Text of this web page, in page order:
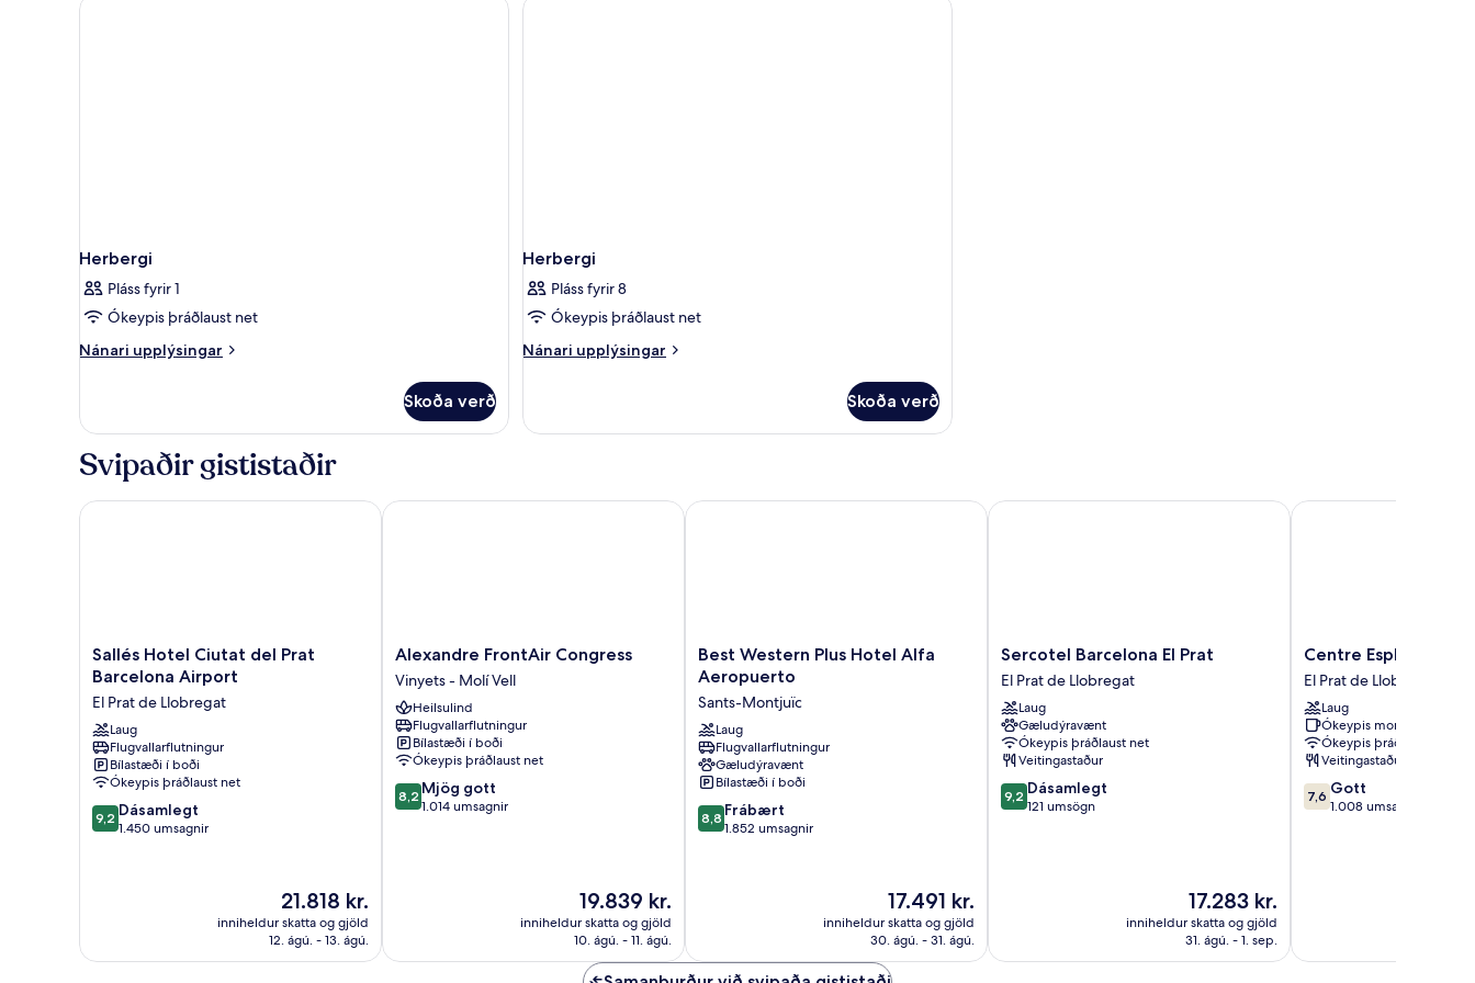
Herbergi
Pláss fyrir 1
Ókeypis þráðlaust net
Nánari upplýsingar
Nánari
Skoða verð
Herbergi
Pláss fyrir 8
Ókeypis þráðlaust net
Nánari upplýsingar
Nánari
Skoða verð
Svipaðir gististaðir
Sallés
Hotel
del
Prat
Barcelona
Airport
El
Prat
de
Sallés Hotel Ciutat del Prat
Barcelona Airport
El Prat de Llobregat
Laug
Flugvallarflutningur
Bílastæði í boði
Ókeypis þráðlaust net
9.2
af
9,2 Dásamlegt
1.450 umsagnir
Verðið
er
21.818 kr.
21.818 kr.
inniheldur skatta og gjöld
12. ágú. - 13. ágú.
Sallés Hotel Ciutat del Prat Barcelona Airport
Alexandre
FrontAir
Congress
Vinyets
-
Molí
Vell
Alexandre FrontAir Congress
Vinyets - Molí Vell
Heilsulind
Flugvallarflutningur
Bílastæði í boði
Ókeypis þráðlaust net
8.2
af
8,2 Mjög gott
1.014 umsagnir
Verðið
er
19.839 kr.
19.839 kr.
inniheldur skatta og gjöld
10. ágú. - 11. ágú.
Alexandre FrontAir Congress
Best
Western
Hotel
Alfa
Aeropuerto
Sants-
Montjuïc
Best Western Plus Hotel Alfa
Aeropuerto
Sants-Montjuïc
Laug
Flugvallarflutningur
Gæludýravænt
Bílastæði í boði
8.8
af
8,8 Frábært
1.852 umsagnir
Verðið
er
17.491 kr.
17.491 kr.
inniheldur skatta og gjöld
30. ágú. - 31. ágú.
Best Western Plus Hotel Alfa Aeropuerto
Sercotel
Barcelona
El
Prat
El
Prat
de
Llobregat
Sercotel Barcelona El Prat
El Prat de Llobregat
Laug
Gæludýravænt
Ókeypis þráðlaust net
Veitingastaður
9.2
af
9,2 Dásamlegt
121 umsögn
Verðið
er
17.283 kr.
17.283 kr.
inniheldur skatta og gjöld
31. ágú. - 1. sep.
Sercotel Barcelona El Prat
Centre
Esplai
Hostel
El
Prat
de
Llobregat
Centre Esplai Hostel
El Prat de Llobregat
Laug
Ókeypis morgunverður
Ókeypis þráðlaust net
Veitingastaður
7.6
af
7,6 Gott
1.008 umsagnir
Centre Esplai Hostel